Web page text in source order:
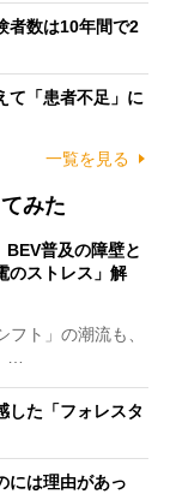
者数は10年間で2
て「患者不足」に
一覧を見る
みた
BEV普及の障壁と
のストレス」解
ト」の潮流も、
…
した「フォレスタ
には理由があっ